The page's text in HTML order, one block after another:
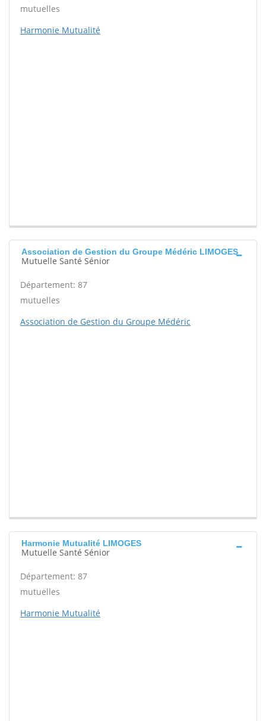
mutuelles
Harmonie Mutualité
Association de Gestion du Groupe Médéric LIMOGES
Mutuelle Santé Sénior
Département: 87
mutuelles
Association de Gestion du Groupe Médéric
Harmonie Mutualité LIMOGES
Mutuelle Santé Sénior
Département: 87
mutuelles
Harmonie Mutualité